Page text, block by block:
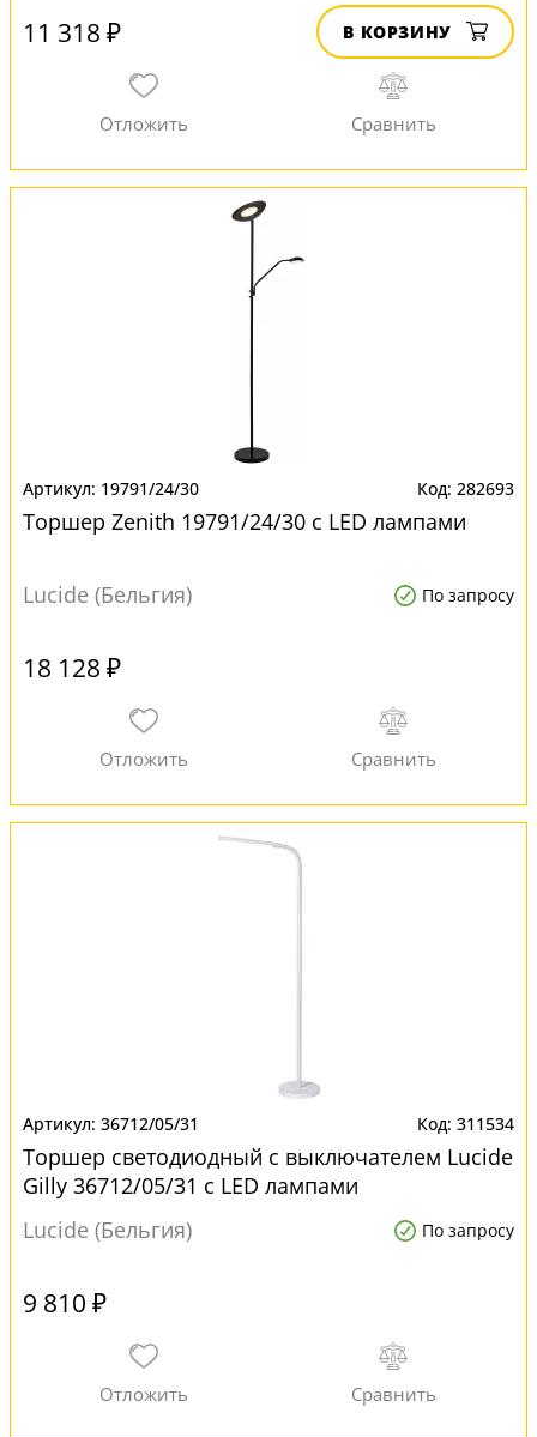
11 318 ₽ В КОРЗИНУ
19791/24/30 282693
Торшер Zenith 19791/24/30 с LED лампами
Lucide (Бельгия) По запросу
18 128 ₽
36712/05/31 311534
Торшер светодиодный с выключателем Lucide
Gilly 36712/05/31 с LED лампами
Lucide (Бельгия)
По запросу
9 810 ₽